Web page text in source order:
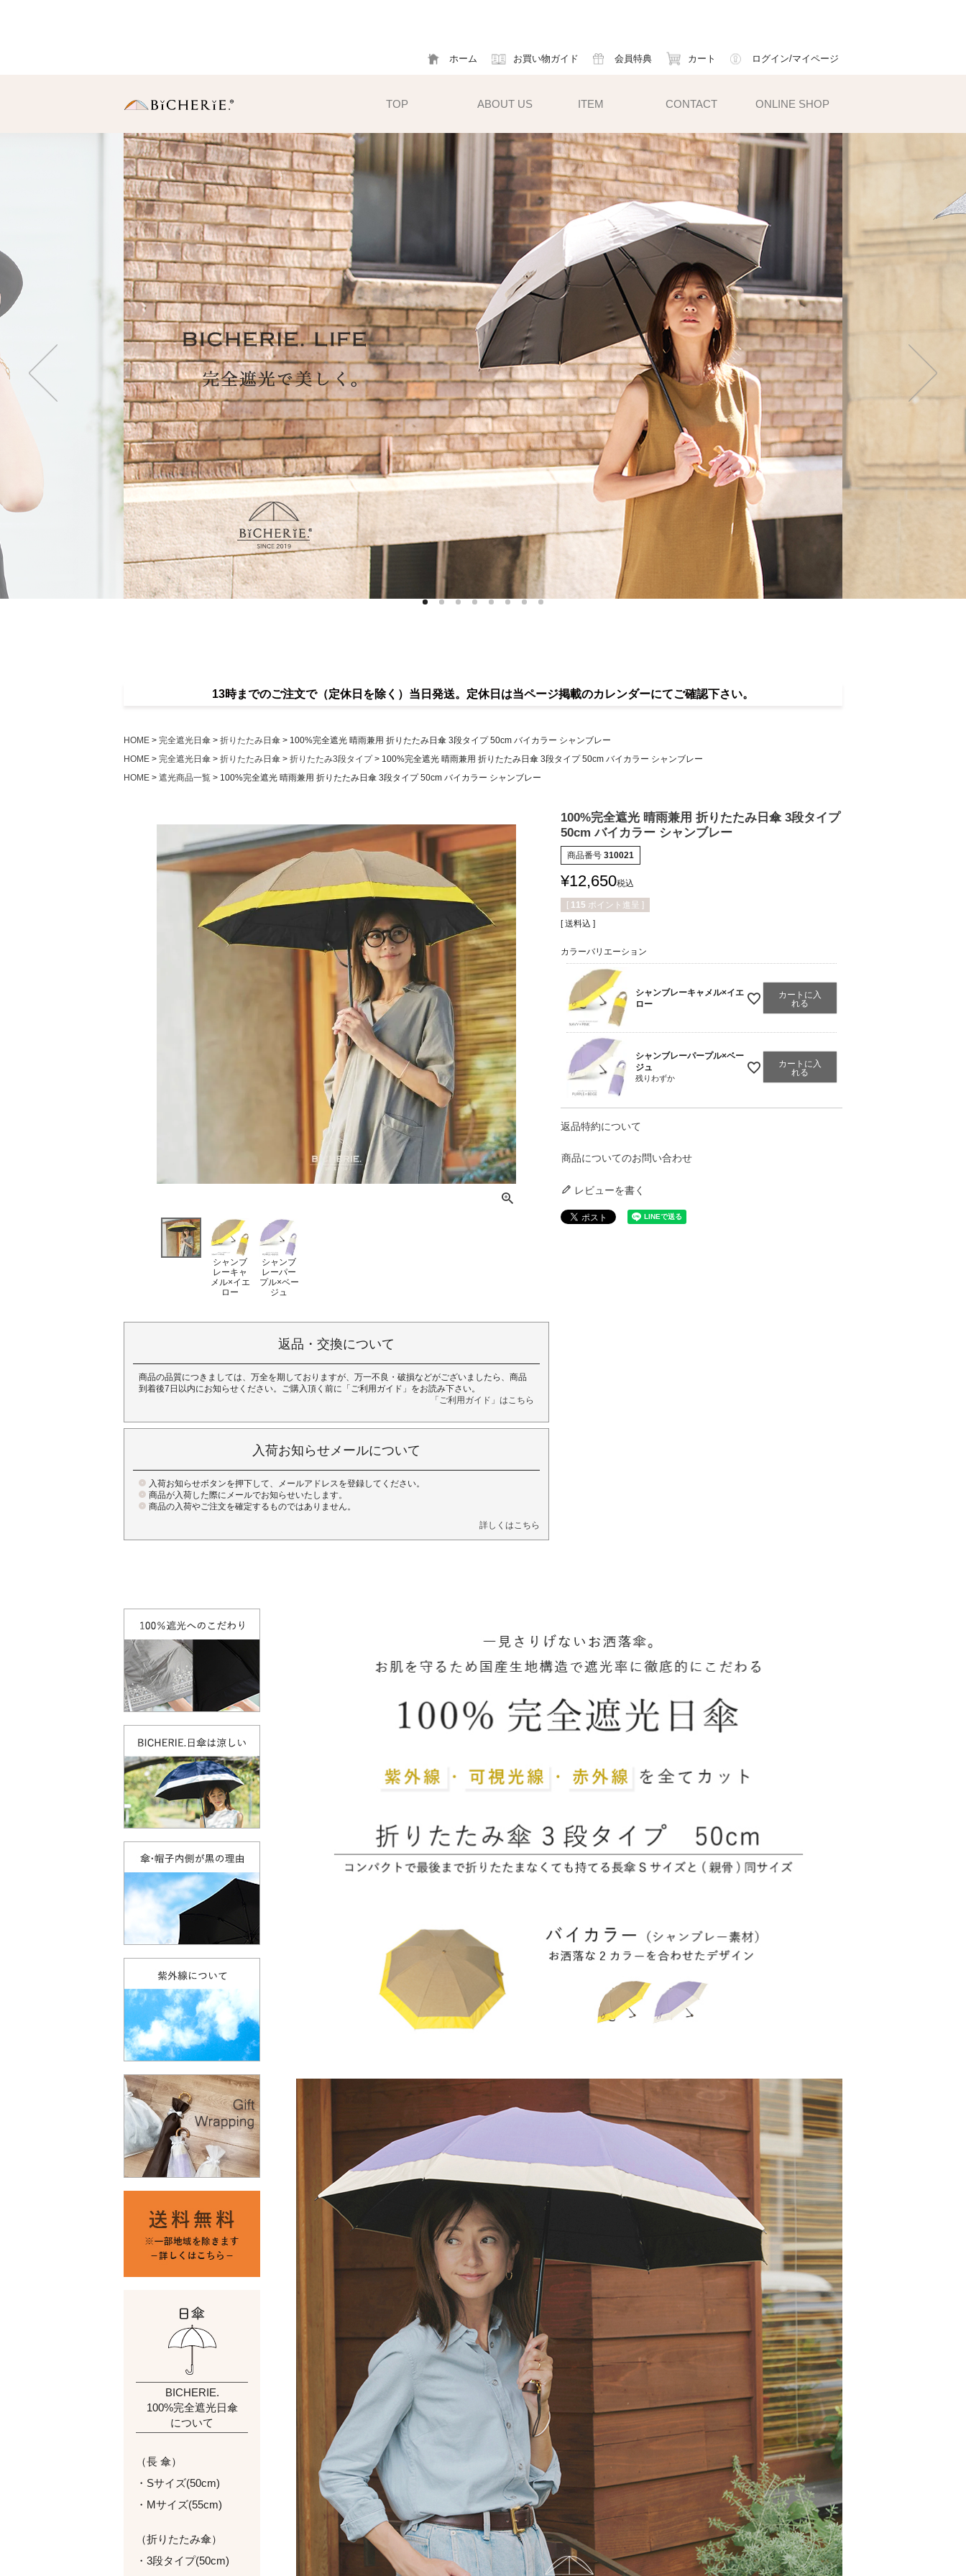
ホーム お買い物ガイド 会員特典 カート ログイン/マイページ
TOP ABOUT US ITEM
日傘
長傘
・Sサイズ（親骨50cm）
中棒伸縮タイプの使いやすい小ぶ
りサイズ。
・Ｍサイズ(親骨55cm)
一般的に使われている女性雨傘と
同サイズ。
折りたたみ傘
・2段タイプ(親骨50cm)
折りたたむのが楽で長傘のように
も持てます。
・3段タイプ(親骨50cm)
最もコンパクトになり折りたたま
ず閉じて持てます。
帽子
キャスケット
サンバイザー
異素材タイプ
ハットクリップ
ハットライナー
小物雑貨
フェイスマスク
アームカバー
ソックス
CONTACT ONLINE SHOP
13時までのご注文で（定休日を除く）当日発送。定休日は当ページ掲載のカレンダーにてご確認下さい。
HOME 完全遮光日傘 折りたたみ日傘
100%完全遮光 晴雨兼用 折りたたみ日傘 3段タイプ 50cm バイカラー シャンブレー
HOME
完全遮光日傘 折りたたみ日傘 折りたたみ3段タイプ
100%完全遮光 晴雨兼用 折りたたみ日傘 3段タイプ 50cm バイカラー シャンブレー
HOME
遮光商品一覧 100%完全遮光 晴雨兼用 折りたたみ日傘 3段タイプ 50cm バイカラー シャンブレー
シャンブ
レーキャ
メル×イエ
ロー
シャンブ
レーパー
プル×ベー
ジュ
返品・交換について
商品の品質につきましては、万全を期しておりますが、万一不良・破損などがございましたら、商品
到着後7日以内にお知らせください。ご購入頂く前に「ご利用ガイド」をお読み下さい。
「ご利用ガイド」はこちら
入荷お知らせメールについて
入荷お知らせボタンを押下して、メールアドレスを登録してください。
商品が入荷した際にメールでお知らせいたします。
商品の入荷やご注文を確定するものではありません。
詳しくはこちら
100%完全遮光 晴雨兼用 折りたたみ日傘 3段タイプ
50cm バイカラー シャンブレー
商品番号 310021
¥12,650税込
[ 115 ポイント進呈 ]
送料込
カラーバリエーション
シャンブレーキャメル×イエ
ロー
カートに入
れる
シャンブレーパープル×ベー
ジュ
残りわずか
カートに入
れる
返品特約について
商品についてのお問い合わせ
レビューを書く
BICHERIE.
100%完全遮光日傘
について
（長 傘）
・Sサイズ(50cm)
・Mサイズ(55cm)
（折りたたみ傘）
・3段タイプ(50cm)